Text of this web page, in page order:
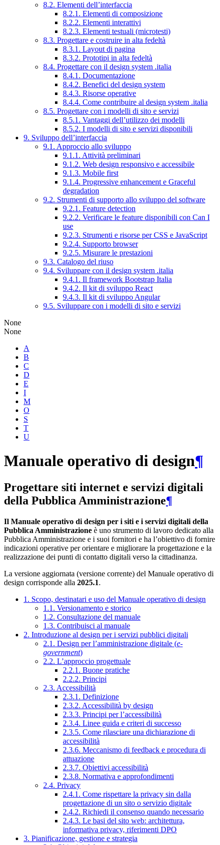
8.2. Elementi dell’interfaccia
8.2.1. Elementi di composizione
8.2.2. Elementi interattivi
8.2.3. Elementi testuali (microtesti)
8.3. Progettare e costruire in alta fedeltà
8.3.1. Layout di pagina
8.3.2. Prototipi in alta fedeltà
8.4. Progettare con il design system .italia
8.4.1. Documentazione
8.4.2. Benefici del design system
8.4.3. Risorse operative
8.4.4. Come contribuire al design system .italia
8.5. Progettare con i modelli di sito e servizi
8.5.1. Vantaggi dell’utilizzo dei modelli
8.5.2. I modelli di sito e servizi disponibili
9. Sviluppo dell’interfaccia
9.1. Approccio allo sviluppo
9.1.1. Attività preliminari
9.1.2. Web design responsivo e accessibile
9.1.3. Mobile first
9.1.4. Progressive enhancement e Graceful
degradation
9.2. Strumenti di supporto allo sviluppo del software
9.2.1. Feature detection
9.2.2. Verificare le feature disponibili con Can I
use
9.2.3. Strumenti e risorse per CSS e JavaScript
9.2.4. Supporto browser
9.2.5. Misurare le prestazioni
9.3. Catalogo del riuso
9.4. Sviluppare con il design system .italia
9.4.1. Il framework Bootstrap Italia
9.4.2. Il kit di sviluppo React
9.4.3. Il kit di sviluppo Angular
9.5. Sviluppare con i modelli di sito e servizi
None
None
A
B
C
D
E
I
M
O
S
T
U
Manuale operativo di design¶
Progettare siti internet e servizi digitali
della Pubblica Amministrazione¶
Il Manuale operativo di design per i siti e i servizi digitali della
Pubblica Amministrazione è uno strumento di lavoro dedicato alla
Pubblica Amministrazione e i suoi fornitori e ha l’obiettivo di fornire
indicazioni operative per orientare e migliorare la progettazione e la
realizzazione dei punti di contatto digitali verso la cittadinanza.
La versione aggiornata (versione corrente) del Manuale operativo di
design corrisponde alla 2025.1.
1. Scopo, destinatari e uso del Manuale operativo di design
1.1. Versionamento e storico
1.2. Consultazione del manuale
1.3. Contribuisci al manuale
2. Introduzione al design per i servizi pubblici digitali
2.1. Design per l’amministrazione digitale (e-
government)
2.2. L’approccio progettuale
2.2.1. Buone pratiche
2.2.2. Principi
2.3. Accessibilità
2.3.1. Definizione
2.3.2. Accessibilità by design
2.3.3. Principi per l’accessibilità
2.3.4. Linee guida e criteri di successo
2.3.5. Come rilasciare una dichiarazione di
accessibilità
2.3.6. Meccanismo di feedback e procedura di
attuazione
2.3.7. Obiettivi accessibilità
2.3.8. Normativa e approfondimenti
2.4. Privacy
2.4.1. Come rispettare la privacy sin dalla
progettazione di un sito o servizio digitale
2.4.2. Richiedi il consenso quando necessario
2.4.3. Le basi del sito web: architettura,
informativa privacy, riferimenti DPO
3. Pianificazione, gestione e strategia